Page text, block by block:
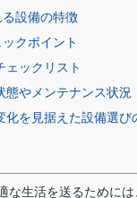
る設備の特徴
クポイント
ェックリスト
態やメンテナンス状況
化を見据えた設備選び
な生活を送るために